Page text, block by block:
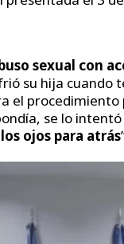
sexual con
su hija
el
se lo
ojos para atrás